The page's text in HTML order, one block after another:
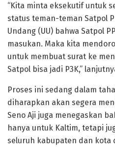
“Kita minta eksekutif untuk
status teman-teman Satpol
Undang (UU) bahwa Satpol
masukan. Maka kita
untuk membuat surat ke
Satpol bisa jadi P3K,”
Proses ini sedang dalam
diharapkan akan segera
Seno Aji juga menegaskan
hanya untuk Kaltim, tetapi
seluruh kabupaten dan kota